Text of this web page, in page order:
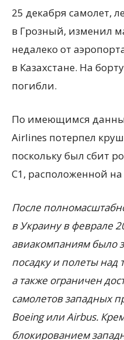
25 декабря самолет,
в Грозный, изменил
недалеко от
в Казахстане. На
погибли.
По имеющимся
Airlines потерпел
поскольку был сбит
С1, расположенной
После
в Украину в феврале
авиакомпаниям было
посадку и полеты
а также ограничен
самолетов западных
Boeing или Airbus.
блокированием